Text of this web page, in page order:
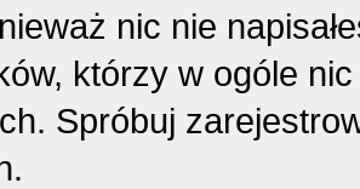
nic nie
którzy w ogóle
Spróbuj